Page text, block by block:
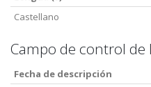
Castellano
Campo de control de
Fecha de descripción